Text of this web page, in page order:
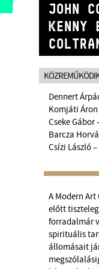
JOHN
KENNY
Dennert
Komjáti
Cseke Gábor
Barcza
Csízi László
A Modern
előtt
forradalmár
spirituális
állomásait